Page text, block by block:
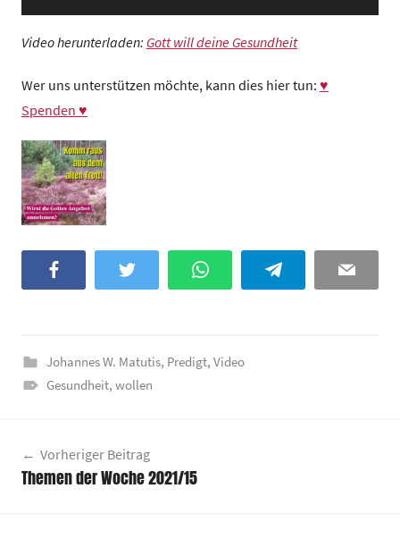
Video herunterladen: Gott will deine Gesundheit
Wer uns unterstützen möchte, kann dies hier tun: ♥
Spenden ♥
Twitter WhatsApp Telegram Email
Johannes W. Matutis, Predigt, Video
Gesundheit, wollen
Vorheriger Beitrag
Themen der Woche 2021/15